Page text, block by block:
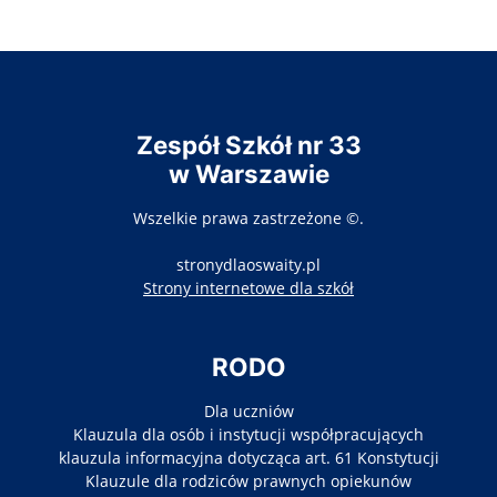
Zespół Szkół nr 33
w Warszawie
Wszelkie prawa zastrzeżone ©.
stronydlaoswaity.pl
Strony internetowe dla szkółotwiera się w
RODO
Dla uczniów
Klauzula dla osób i instytucji współpracujących
klauzula informacyjna dotycząca art. 61 Konstytucji
Klauzule dla rodziców prawnych opiekunów